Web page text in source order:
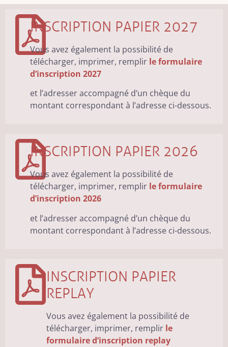
INSCRIPTION PAPIER 2027
Vous avez également la possibilité de
télécharger, imprimer, remplir le formulaire
d’inscription 2027
et l’adresser accompagné d’un chèque du
montant correspondant à l’adresse ci-dessous.
INSCRIPTION PAPIER 2026
Vous avez également la possibilité de
télécharger, imprimer, remplir le formulaire
d’inscription 2026
et l’adresser accompagné d’un chèque du
montant correspondant à l’adresse ci-dessous.
INSCRIPTION PAPIER
REPLAY
Vous avez également la possibilité de
télécharger, imprimer, remplir le
formulaire d’inscription replay